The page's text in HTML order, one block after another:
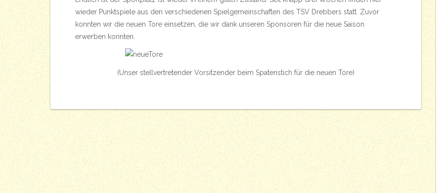
wieder Punktspiele aus den verschiedenen Spielgemeinschaften des TSV Drebbers statt. Zuvor
konnten wir die neuen Tore einsetzen, die wir dank unseren Sponsoren für die neue Saison
erwerben konnten.
(Unser stellvertretender Vorsitzender beim Spatenstich für die neuen Tore)